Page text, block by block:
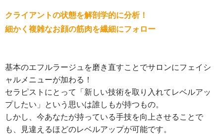
クライアントの状態を解剖学的に分析！
細かく複雑なお顔の筋肉を繊細にフォロー
基本のエフルラージュを磨き直すことでサロンにフェイシ
ャルメニューが加わる！
セラピストにとって「新しい技術を取り入れてレベルアッ
プしたい」という思いは誰しもが持つもの。
しかし、今あなたが持っている手技を向上させることで
も、見違えるほどのレベルアップが可能です。